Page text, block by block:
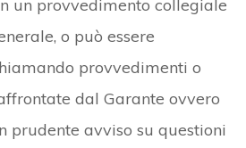
un provvedimento collegiale
o può essere
provvedimenti o
dal Garante ovvero
prudente avviso su questioni